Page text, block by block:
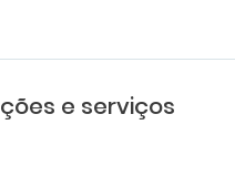
e serviços